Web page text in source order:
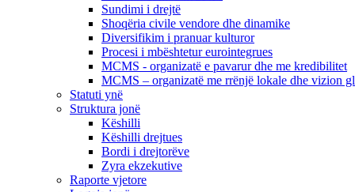
Sundimi i drejtë
Shoqëria civile vendore dhe dinamike
Diversifikim i pranuar kulturor
Procesi i mbështetur eurointegrues
MCMS - organizatë e pavarur dhe me kredibilitet
MCMS – organizatë me rrënjë lokale dhe vizion
Statuti ynë
Struktura jonë
Këshilli
Këshilli drejtues
Bordi i drejtorëve
Zyra ekzekutive
Raporte vjetore